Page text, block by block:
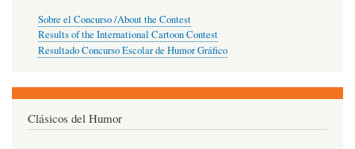
Sobre el Concurso /About the Contest
Results of the International Cartoon Contest
Resultado Concurso Escolar de Humor Gráfico
Clásicos del Humor